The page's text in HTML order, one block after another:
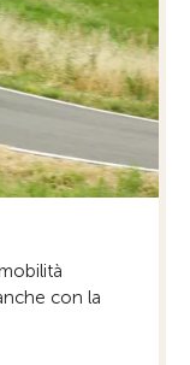
con la